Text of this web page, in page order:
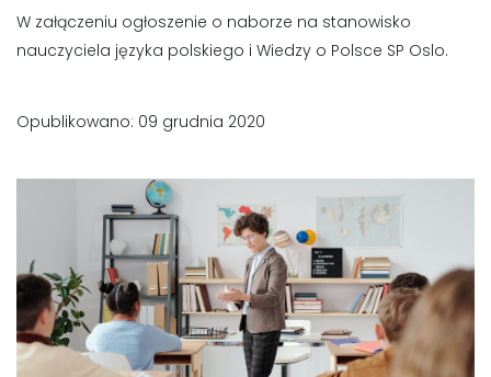
W załączeniu ogłoszenie o naborze na stanowisko
nauczyciela języka polskiego i Wiedzy o Polsce SP Oslo.
Opublikowano: 09 grudnia 2020